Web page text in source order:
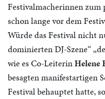
Festivalmacherinnen zum
schon lange vor dem
Würde das Festival nicht
dominierten DJ-Szene“
wie es Co-LeiterinHelene
besagten manifestartigen
Festival behauptet hatte,